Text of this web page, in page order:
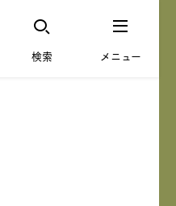
検索 メニュー